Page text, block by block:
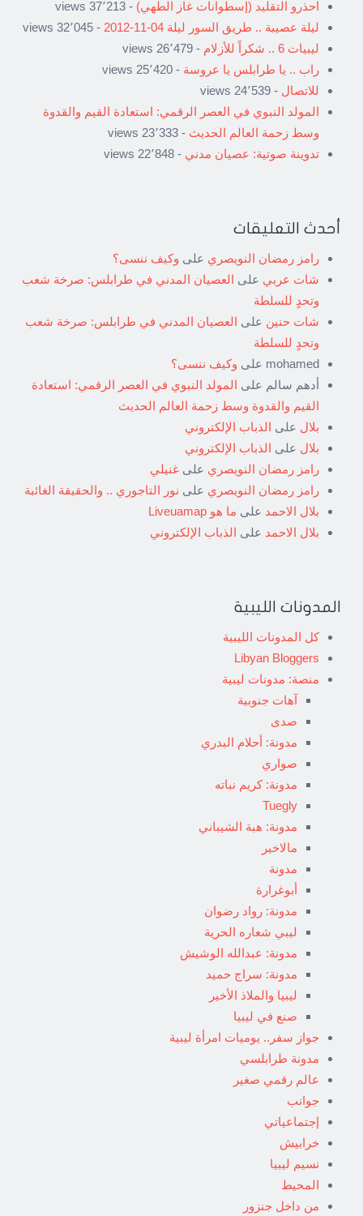
احذرو التقليد (إسطوانات غاز الطهي) - 37٬213 views
ليلة عصيبة .. طريق السور ليلة 04-11-2012
- 32٬045 views
ليبيات 6 .. شكراً للأزلام
- 26٬479 views
راب .. يا طرابلس يا عروسة - 25٬420 views
للاتصال - 24٬539 views
المولد النبوي في العصر الرقمي: استعادة القيم والقدوة
وسط زحمة العالم الحديث - 23٬333 views
تدوينة صوتية: عصيان مدني - 22٬848 views
أحدث التعليقات
رامز رمضان النويصري على وكيف ننسى؟
شات عربي على العصيان المدني في طرابلس: صرخة شعب
وتحدٍ للسلطة
شات حنين على العصيان المدني في طرابلس: صرخة شعب
وتحدٍ للسلطة
mohamed على وكيف ننسى؟
أدهم سالم على المولد النبوي في العصر الرقمي: استعادة
القيم والقدوة وسط زحمة العالم الحديث
بلال على الذباب الإلكتروني
بلال على الذباب الإلكتروني
رامز رمضان النويصري على غنيلي
رامز رمضان النويصري على نور التاجوري .. والحقيقة الغائبة
بلال الاحمد على ما هو Liveuamap
بلال الاحمد على الذباب الإلكتروني
المدونات الليبية
كل المدونات الليبية
Libyan Bloggers
منصة: مدونات ليبية
آهات جنوبية
صدى
مدونة: أحلام البدري
صواري
مدونة: كريم نباته
Tuegly
مدونة: هبة الشيباني
مالاخير
مدونة
أبوغرارة
مدونة: رواد رضوان
ليبي شعاره الحرية
مدونة: عبدالله الوشيش
مدونة: سراج حميد
ليبيا والملاذ الأخير
صنع في ليبيا
جواز سفر.. يوميات امرأة ليبية
مدونة طرابلسي
عالم رقمي صغير
جوانب
إجتماعياتي
خرابيش
نسيم ليبيا
المحيط
من داخل جنزور